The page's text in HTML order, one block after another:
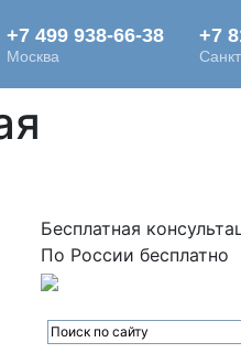
Бесплатная
По России бесплатно